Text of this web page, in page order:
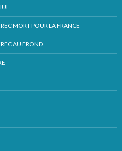
MORT POUR LA FRANCE
AU FROND